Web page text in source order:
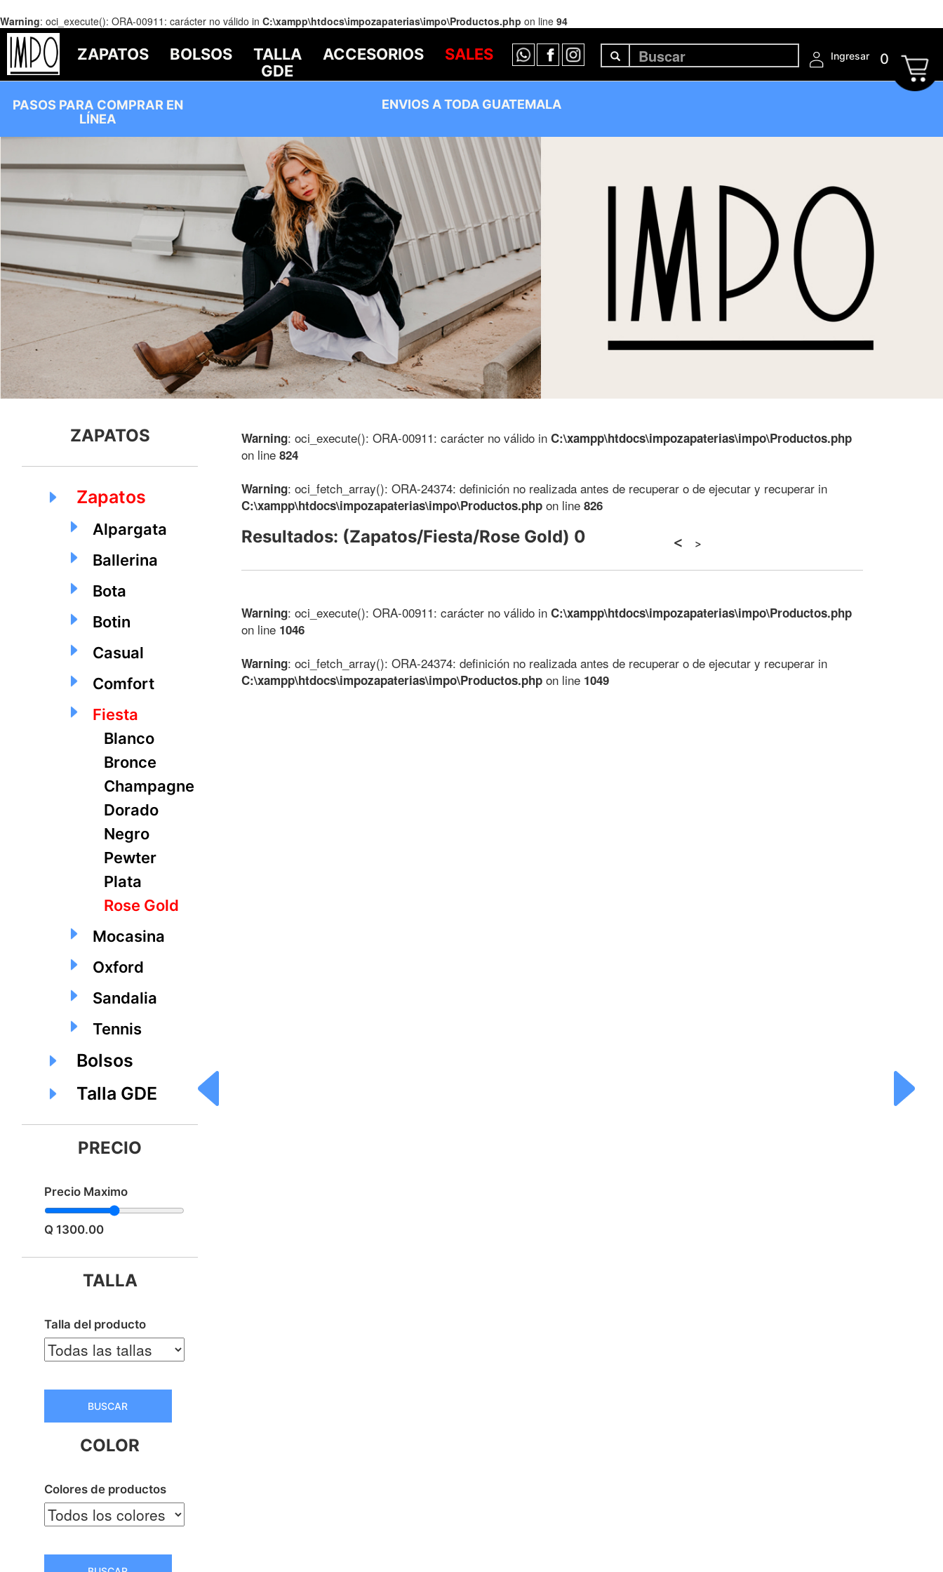
Warning: oci_execute(): ORA-00911: carácter no válido in C:\xampp\htdocs\impozapaterias\impo\Productos.php on line 94
ZAPATOS BOLSOS
TALLA
GDE
ACCESORIOS SALES Ingresar 0
PASOS PARA COMPRAR EN
LÍNEA
ENVIOS A TODA GUATEMALA
ZAPATOS
Zapatos
Alpargata
Ballerina
Bota
Botin
Casual
Comfort
Fiesta
Blanco
Bronce
Champagne
Dorado
Negro
Pewter
Plata
Rose Gold
Mocasina
Oxford
Sandalia
Tennis
Bolsos
Talla GDE
PRECIO
Precio Maximo
Q 1300.00
TALLA
Talla del producto
BUSCAR
COLOR
Colores de productos
Warning: oci_execute(): ORA-00911: carácter no válido in C:\xampp\htdocs\impozapaterias\impo\Productos.php
on line 824
Warning: oci_fetch_array(): ORA-24374: definición no realizada antes de recuperar o de ejecutar y recuperar in
C:\xampp\htdocs\impozapaterias\impo\Productos.phpon line 826
Resultados: (Zapatos/Fiesta/Rose Gold) 0 < >
Warning: oci_execute(): ORA-00911: carácter no válido in C:\xampp\htdocs\impozapaterias\impo\Productos.php
on line 1046
Warning: oci_fetch_array(): ORA-24374: definición no realizada antes de recuperar o de ejecutar y recuperar in
C:\xampp\htdocs\impozapaterias\impo\Productos.phpon line 1049